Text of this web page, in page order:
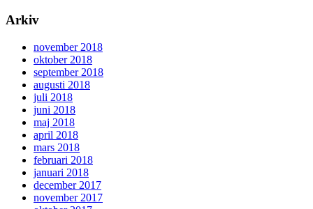
Arkiv
november 2018
oktober 2018
september 2018
augusti 2018
juli 2018
juni 2018
maj 2018
april 2018
mars 2018
februari 2018
januari 2018
december 2017
november 2017